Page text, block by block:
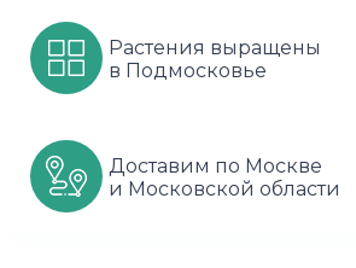
Шарафуга
Шелковица
Яблони
Смородина
Сортовые
Черника
Шиповник
Сиреневые
Спрей
Флорибунда
Чайно гибридные
Растения выращены
в Подмосковье
Доставим по Москве
и Московской области